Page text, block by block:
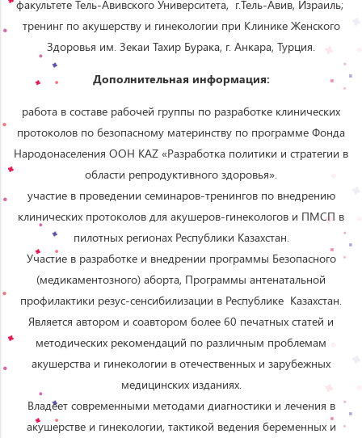
факультете Тель-Авивского Университета, г.Тель-Авив, Израиль;
тренинг по акушерству и гинекологии при Клинике Женского
Здоровья им. Зекаи Тахир Бурака, г. Анкара, Турция.
Дополнительная информация:
работа в составе рабочей группы по разработке клинических
протоколов по безопасному материнству по программе Фонда
Народонаселения ООН KAZ «Разработка политики и стратегии в
области репродуктивного здоровья».
участие в проведении семинаров-тренингов по внедрению
клинических протоколов для акушеров-гинекологов и ПМСП в
пилотных регионах Республики Казахстан.
Участие в разработке и внедрении программы Безопасного
(медикаментозного) аборта, Программы антенатальной
профилактики резус-сенсибилизации в Республике Казахстан.
Является автором и соавтором более 60 печатных статей и
методических рекомендаций по различным проблемам
акушерства и гинекологии в отечественных и зарубежных
медицинских изданиях.
Владеет современными методами диагностики и лечения в
акушерстве и гинекологии, тактикой ведения беременных и